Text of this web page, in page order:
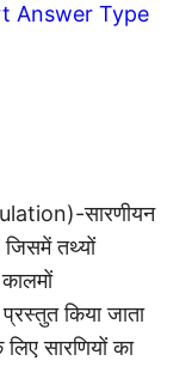
Answer Type
सारणीयन
तथ्यों
किया जाता
सारणियों का